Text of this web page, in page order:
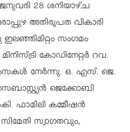
28 ശനിയാഴ്ച
അതിരൂപത വികാരി
സംഗമം
കോഡിനേറ്റർ റവ.
നേർന്നു. ഒ. എസ്. ജെ.
ജെക്കോബി
ഫാമിലി കമ്മീഷൻ
സ്വാഗതവും,